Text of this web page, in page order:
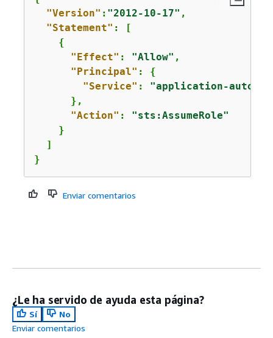
"Version" : "2012-10-17" ,
"Statement" : [
{
"Effect" : "Allow" ,
"Principal" : {
"Service" : "application-
      },
"Action" : "sts:AssumeRole"
    }
  ]
}
Enviar comentarios
¿Le ha servido de ayuda esta página?
Sí
No
Enviar comentarios